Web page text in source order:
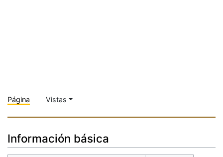
Página Vistas
Información básica